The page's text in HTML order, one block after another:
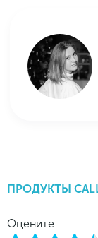
ПРОДУКТЫ
Оцените